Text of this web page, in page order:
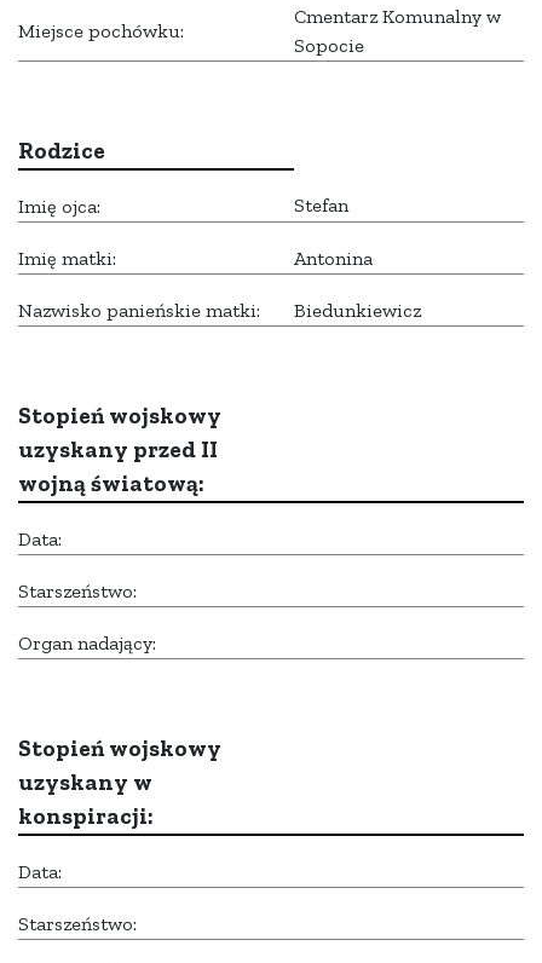
Miejsce pochówku:
Cmentarz Komunalny w
Sopocie
Rodzice
Imię ojca: Stefan
Imię matki: Antonina
Nazwisko panieńskie matki: Biedunkiewicz
Stopień wojskowy
uzyskany przed II
wojną światową:
Data:
Starszeństwo:
Organ nadający:
Stopień wojskowy
uzyskany w
konspiracji:
Data:
Starszeństwo: